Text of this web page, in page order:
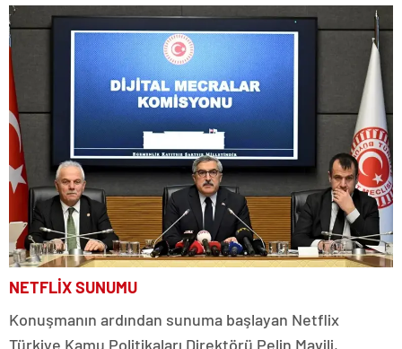
NETFLİX SUNUMU
Konuşmanın ardından sunuma başlayan Netflix
Türkiye Kamu Politikaları Direktörü Pelin Mavili,